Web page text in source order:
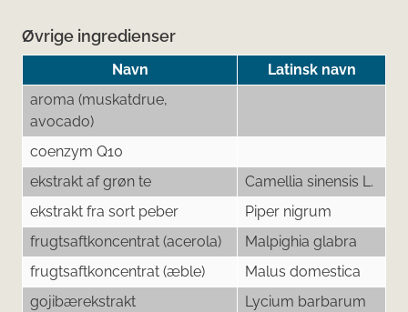
Øvrige ingredienser
Navn
Latinsk navn
aroma (muskatdrue,
avocado)
coenzym Q10
ekstrakt af grøn te
Camellia sinensis L.
ekstrakt fra sort peber
Piper nigrum
frugtsaftkoncentrat (acerola)
Malpighia glabra
frugtsaftkoncentrat (æble)
Malus domestica
gojibærekstrakt
Lycium barbarum